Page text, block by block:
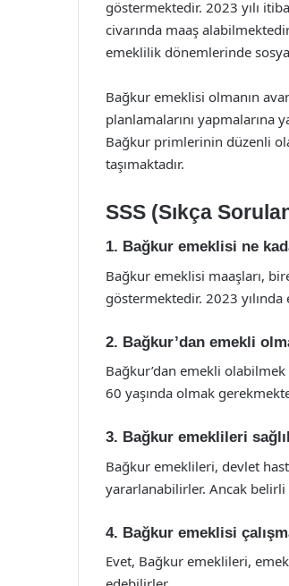
göstermektedir. 2023 yılı
civarında maaş
emeklilik dönemlerinde
Bağkur emeklisi olmanın
planlamalarını yapmalarına
Bağkur primlerinin düzenli
taşımaktadır.
SSS (Sıkça
1. Bağkur emeklisi ne
Bağkur emeklisi maaşları,
göstermektedir. 2023 yılında
2. Bağkur’dan emekli
Bağkur’dan emekli
60 yaşında olmak
3. Bağkur emeklileri
Bağkur emeklileri, devlet
yararlanabilirler. Ancak belirli
4. Bağkur emeklisi
Evet, Bağkur emeklileri,